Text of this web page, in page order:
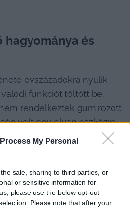
My Personal
sale, sharing to third parties, or
or sensitive information for
please use the below opt-out
Please note that after your
hagyománya és
évszázadokra nyúlik
funkciót töltött be.
rendelkeztek gumírozott
volt egy olyan eszközre,
tartotta őket. Innen
gyakorlati szerepe,
későbbi évszázadokban a
hagyományok részévé